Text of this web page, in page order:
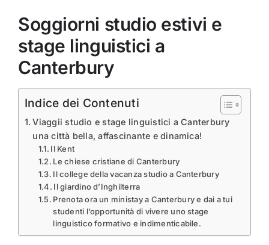
Soggiorni studio estivi e
stage linguistici a
Canterbury
Indice dei Contenuti
Viaggii studio e stage linguistici a Canterbury
una città bella, affascinante e dinamica!
Il Kent
Le chiese cristiane di Canterbury
Il college della vacanza studio a Canterbury
Il giardino d’Inghilterra
Prenota ora un ministay a Canterbury e dai a tui
studenti l’opportunità di vivere uno stage
linguistico formativo e indimenticabile.